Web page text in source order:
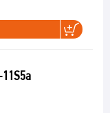
11S5a